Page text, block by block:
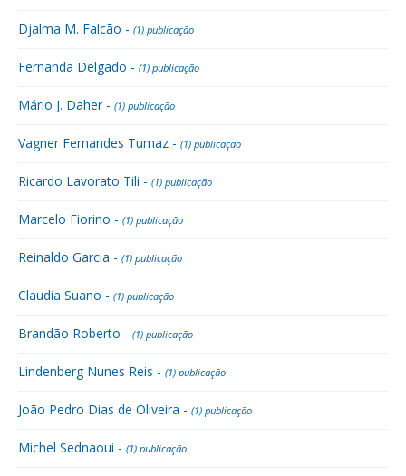
Djalma M. Falcão - (1) publicação
Fernanda Delgado - (1) publicação
Mário J. Daher - (1) publicação
Vagner Fernandes Tumaz - (1) publicação
Ricardo Lavorato Tili - (1) publicação
Marcelo Fiorino - (1) publicação
Reinaldo Garcia - (1) publicação
Claudia Suano - (1) publicação
Brandão Roberto - (1) publicação
Lindenberg Nunes Reis - (1) publicação
João Pedro Dias de Oliveira - (1) publicação
Michel Sednaoui - (1) publicação